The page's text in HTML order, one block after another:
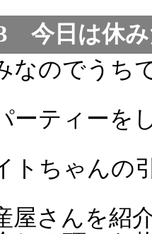
今日は休
なのでうち
ーティーを
トちゃんの
屋さんを紹